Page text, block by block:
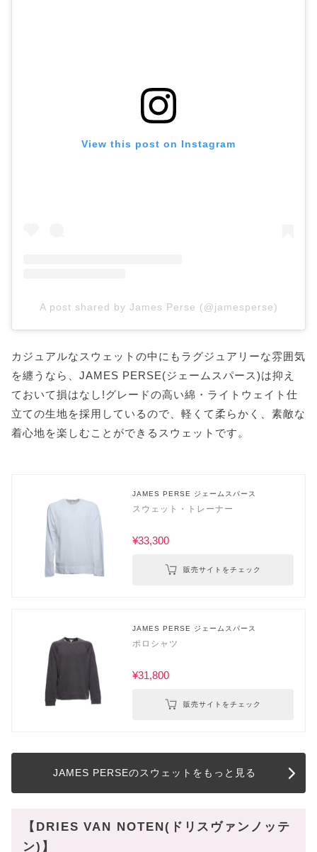
View this post on Instagram
A post shared by James Perse (@jamesperse)
カジュアルなスウェットの中にもラグジュアリーな雰囲気
を纏うなら、JAMES PERSE(ジェームスパース)は抑え
ておいて損はなし!グレードの高い綿・ライトウェイト仕
立ての生地を採用しているので、軽くて柔らかく、素敵な
着心地を楽しむことができるスウェットです。
JAMES PERSE ジェームスパース
スウェット・トレーナー
¥33,300
販売サイトをチェック
JAMES PERSE ジェームスパース
ポロシャツ
¥31,800
販売サイトをチェック
JAMES PERSEのスウェットをもっと見る
【DRIES VAN NOTEN(ドリスヴァンノッテ
ン)】